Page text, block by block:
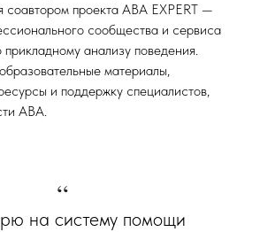
соавтором проекта ABA EXPERT —
сообщества и сервиса
прикладному анализу поведения.
материалы,
и поддержку специалистов,
ABA.
“
на систему помощи